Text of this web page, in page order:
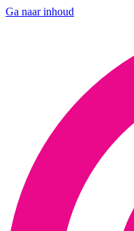
Ga naar inhoud